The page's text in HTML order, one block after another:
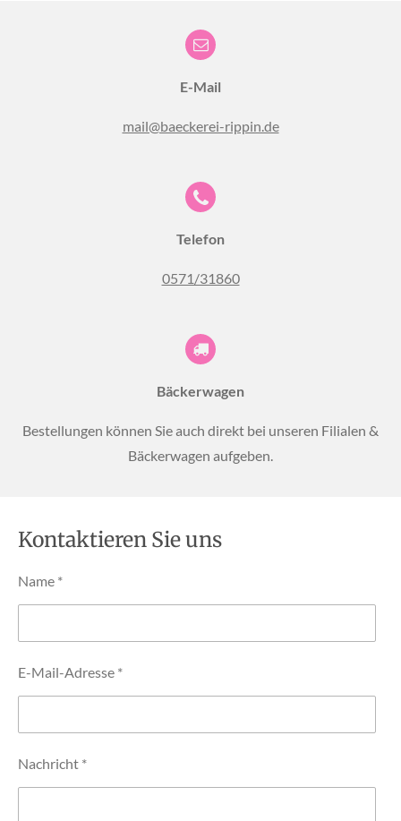
E-Mail
mail@baeckerei-rippin.de
Telefon
0571/31860
Bäckerwagen
Bestellungen können Sie auch direkt bei unseren Filialen &
Bäckerwagen aufgeben.
Kontaktieren Sie uns
Name *
E-Mail-Adresse *
Nachricht *